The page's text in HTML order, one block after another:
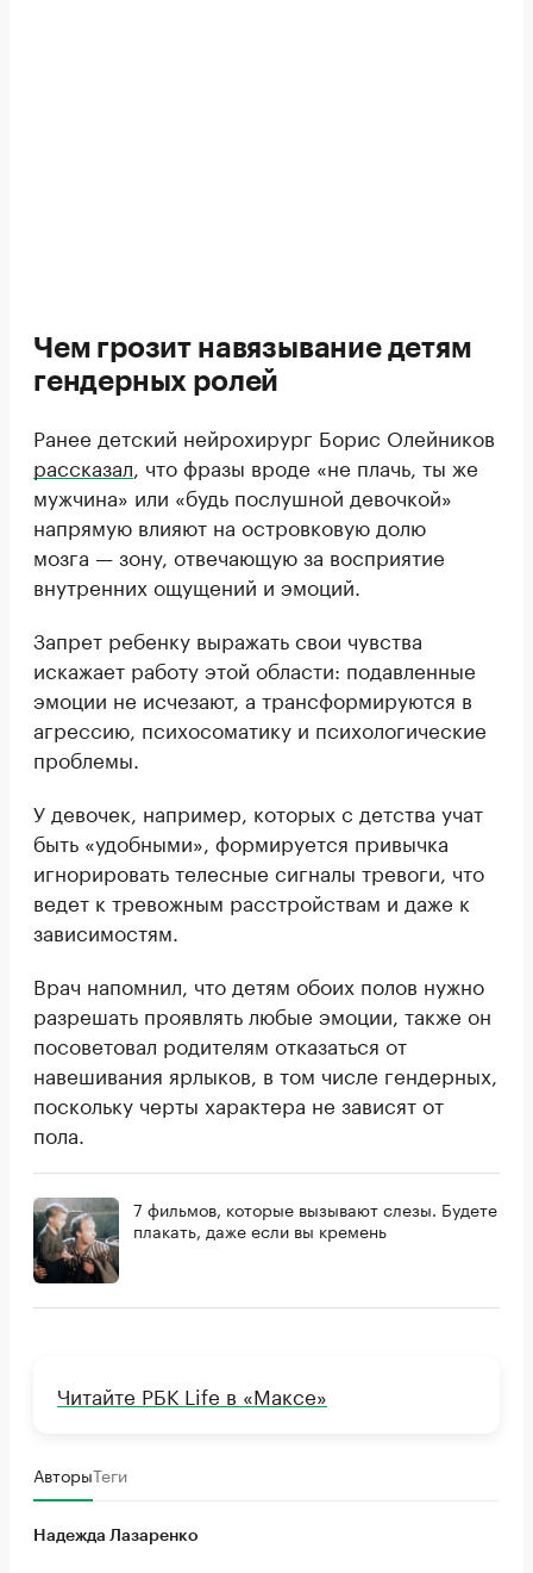
Чем грозит навязывание детям
гендерных ролей
Ранее детский нейрохирург Борис Олейников
рассказал , что фразы вроде «не плачь, ты же
мужчина» или «будь послушной девочкой»
напрямую влияют на островковую долю
мозга — зону, отвечающую за восприятие
внутренних ощущений и эмоций.
Запрет ребенку выражать свои чувства
искажает работу этой области: подавленные
эмоции не исчезают, а трансформируются в
агрессию, психосоматику и психологические
проблемы.
У девочек, например, которых с детства учат
быть «удобными», формируется привычка
игнорировать телесные сигналы тревоги, что
ведет к тревожным расстройствам и даже к
зависимостям.
Врач напомнил, что детям обоих полов нужно
разрешать проявлять любые эмоции, также он
посоветовал родителям отказаться от
навешивания ярлыков, в том числе гендерных,
поскольку черты характера не зависят от
пола.
7 фильмов, которые вызывают слезы. Будете
плакать, даже если вы кремень
Читайте РБК Life в «Максе»
АвторыТеги
Надежда Лазаренко